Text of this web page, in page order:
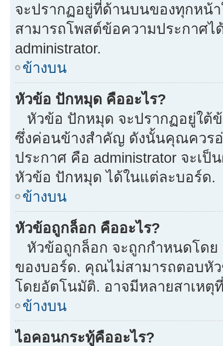
จะปรากฏอยู่ที่ด้านบนของทุกหน้
สามารถโพสต์ข้อความประกาศ
administrator.
ข้างบน
หัวข้อ ปักหมุด คืออะไร?
หัวข้อ ปักหมุด จะปรากฏอยู่ใต้
ซึ่งค่อนข้างสำคัญ ดังนั้นคุณควรอ่
ประกาศ คือ administrator จะเ
หัวข้อ ปักหมุด ได้ในแต่ละบอร์ด.
ข้างบน
หัวข้อถูกล็อก คืออะไร?
หัวข้อถูกล็อก จะถูกกำหนดโดย
ของบอร์ด. คุณไม่สามารถตอบหั
โดยอัตโนมัติ. อาจมีหลายสาเหตุ
ข้างบน
ไอคอนกระทู้คืออะไร?